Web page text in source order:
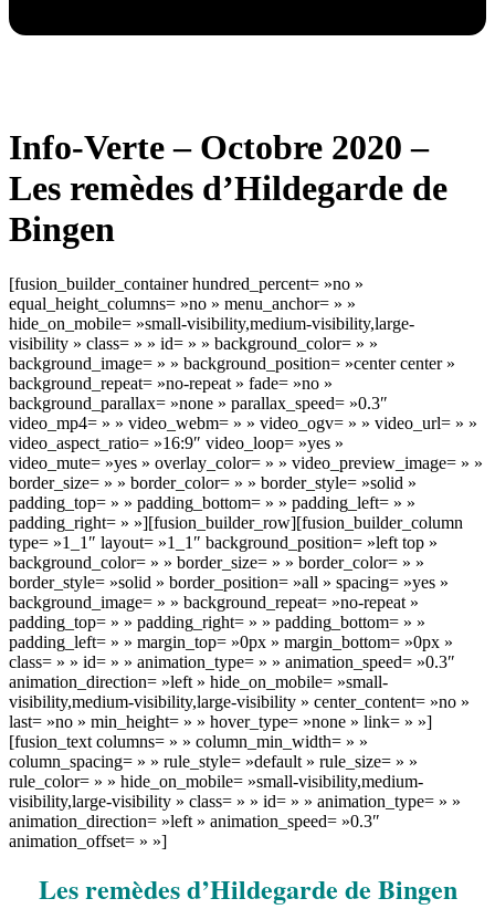
Info-Verte – Octobre 2020 –
Les remèdes d’Hildegarde de
Bingen
[fusion_builder_container hundred_percent= »no »
equal_height_columns= »no » menu_anchor= » »
hide_on_mobile= »small-visibility,medium-visibility,large-
visibility » class= » » id= » » background_color= » »
background_image= » » background_position= »center center »
background_repeat= »no-repeat » fade= »no »
background_parallax= »none » parallax_speed= »0.3″
video_mp4= » » video_webm= » » video_ogv= » » video_url= » »
video_aspect_ratio= »16:9″ video_loop= »yes »
video_mute= »yes » overlay_color= » » video_preview_image= » »
border_size= » » border_color= » » border_style= »solid »
padding_top= » » padding_bottom= » » padding_left= » »
padding_right= » »][fusion_builder_row][fusion_builder_column
type= »1_1″ layout= »1_1″ background_position= »left top »
background_color= » » border_size= » » border_color= » »
border_style= »solid » border_position= »all » spacing= »yes »
background_image= » » background_repeat= »no-repeat »
padding_top= » » padding_right= » » padding_bottom= » »
padding_left= » » margin_top= »0px » margin_bottom= »0px »
class= » » id= » » animation_type= » » animation_speed= »0.3″
animation_direction= »left » hide_on_mobile= »small-
visibility,medium-visibility,large-visibility » center_content= »no »
last= »no » min_height= » » hover_type= »none » link= » »]
[fusion_text columns= » » column_min_width= » »
column_spacing= » » rule_style= »default » rule_size= » »
rule_color= » » hide_on_mobile= »small-visibility,medium-
visibility,large-visibility » class= » » id= » » animation_type= » »
animation_direction= »left » animation_speed= »0.3″
animation_offset= » »]
Les remèdes d’Hildegarde de Bingen